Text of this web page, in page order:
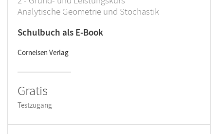
Analytische Geometrie und Stochastik
Schulbuch als E-Book
Cornelsen Verlag
Gratis
Testzugang